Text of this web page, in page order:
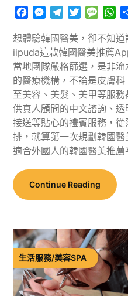
Facebook
Messenger
TelegramTwitter
想體驗韓國醫美，卻不知
iipuda這款韓國醫美推薦
當地團隊嚴格篩選，是非
的醫療機構，不論是皮膚
至美容、美髮、美甲等服
供真人顧問的中文諮詢、
接送等貼心的禮賓服務，
排，就算第一次規劃韓國
適合外國人的韓國醫美推薦
Continue Reading
生活服務/美容SPA